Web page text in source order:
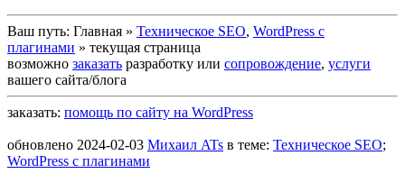
Ваш путь: Главная » Техническое SEO, WordPress c
плагинами » текущая страница
возможно заказать разработку или сопровождение, услуги
вашего сайта/блога
заказать: помощь по сайту на WordPress
обновлено 2024-02-03 Михаил ATs в теме: Техническое SEO;
WordPress c плагинами